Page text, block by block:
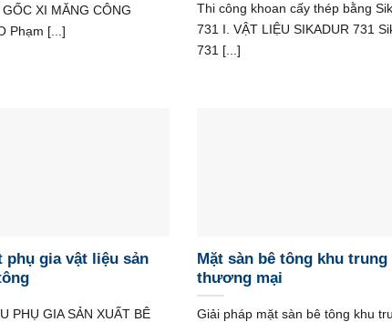
XI MĂNG CÔNG
Phạm [...]
Thi công khoan cấy thép bằng
731 I. VẬT LIỆU SIKADUR 731
731 [...]
phụ gia vật liệu sản
PHỤ GIA SẢN XUẤT BÊ
Mặt sàn bê tông khu trung
thương mại
Giải pháp mặt sàn bê tông khu